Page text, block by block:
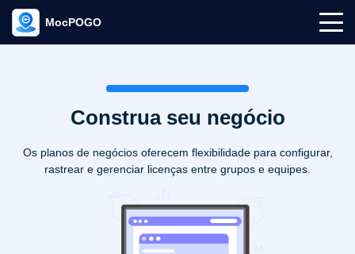
MocPOGO
Construa seu negócio
Os planos de negócios oferecem flexibilidade para configurar,
rastrear e gerenciar licenças entre grupos e equipes.